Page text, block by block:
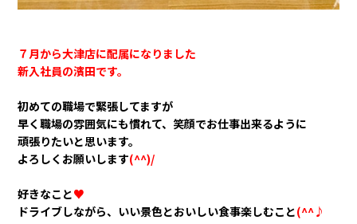
７月から大津店に配属になりました
新入社員の濱田です。
初めての職場で緊張してますが
早く職場の雰囲気にも慣れて、笑顔でお仕事出来るように
頑張りたいと思います。
よろしくお願いします(^^)/
好きなこと♥
ドライブしながら、いい景色とおいしい食事楽しむこと(^^♪